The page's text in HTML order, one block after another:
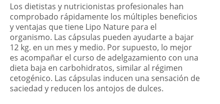
Los dietistas y nutricionistas profesionales han
comprobado rápidamente los múltiples beneficios
y ventajas que tiene Lipo Nature para el
organismo. Las cápsulas pueden ayudarte a bajar
12 kg. en un mes y medio. Por supuesto, lo mejor
es acompañar el curso de adelgazamiento con una
dieta baja en carbohidratos, similar al régimen
cetogénico. Las cápsulas inducen una sensación de
saciedad y reducen los antojos de dulces.